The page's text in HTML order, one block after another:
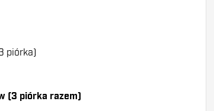
piórka)
(3 piórka razem)